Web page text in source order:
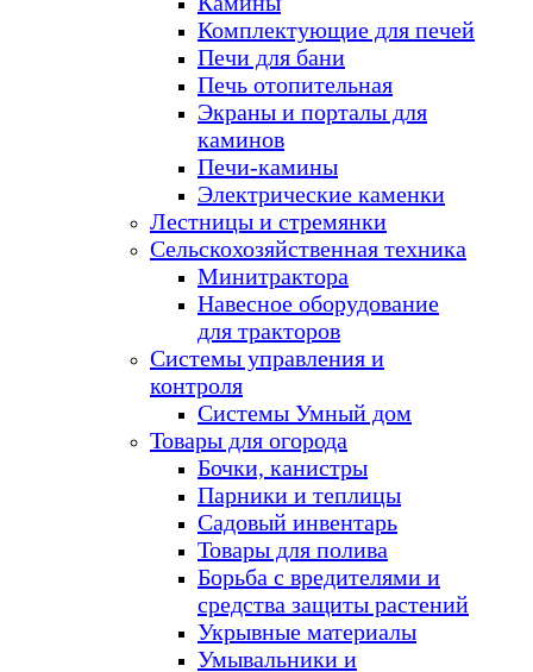
Комплектующие для печей
Печи для бани
Печь отопительная
Экраны и порталы для
каминов
Печи-камины
Электрические каменки
Лестницы и стремянки
Сельскохозяйственная техника
Минитрактора
Навесное оборудование
для тракторов
Системы управления и
контроля
Системы Умный дом
Товары для огорода
Бочки, канистры
Парники и теплицы
Садовый инвентарь
Товары для полива
Борьба с вредителями и
средства защиты растений
Укрывные материалы
Умывальники и